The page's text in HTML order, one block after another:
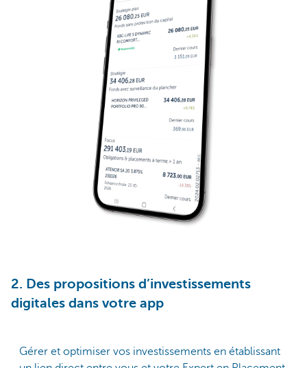
2. Des propositions d’investissements
digitales dans votre app
Gérer et optimiser vos investissements en établissant